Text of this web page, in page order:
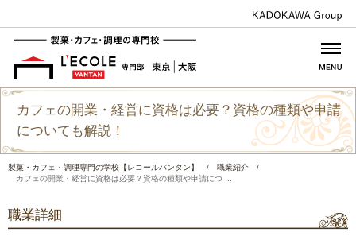
カフェの開業・経営に資格は必要？資格の種類や申請
についても解説！
製菓・カフェ・調理専門の学校【レコールバンタン】 / 職業紹介
/
カフェの開業・経営に資格は必要？資格の種類や申請につ ...
職業詳細